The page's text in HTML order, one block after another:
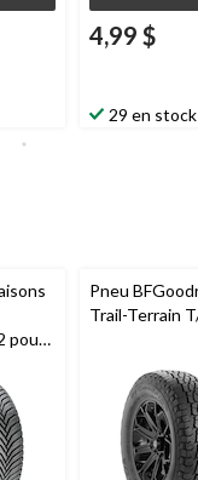
4,99 $
29 en stock
pour
Pneu
Trail-Terrain